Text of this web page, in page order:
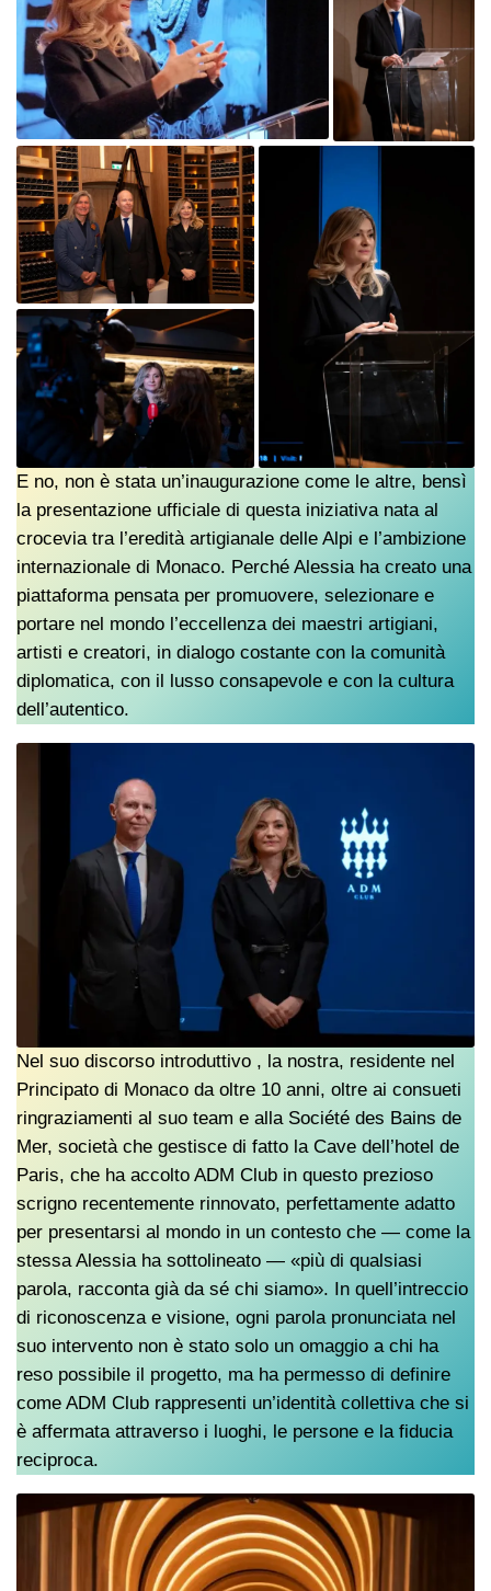
E no, non è stata un’inaugurazione come le altre, bensì
la presentazione ufficiale di questa iniziativa nata al
crocevia tra l’eredità artigianale delle Alpi e l’ambizione
internazionale di Monaco. Perché Alessia ha creato una
piattaforma pensata per promuovere, selezionare e
portare nel mondo l’eccellenza dei maestri artigiani,
artisti e creatori, in dialogo costante con la comunità
diplomatica, con il lusso consapevole e con la cultura
dell’autentico.
Nel suo discorso introduttivo , la nostra, residente nel
Principato di Monaco da oltre 10 anni, oltre ai consueti
ringraziamenti al suo team e alla Société des Bains de
Mer, società che gestisce di fatto la Cave dell’hotel de
Paris, che ha accolto ADM Club in questo prezioso
scrigno recentemente rinnovato, perfettamente adatto
per presentarsi al mondo in un contesto che — come la
stessa Alessia ha sottolineato — «più di qualsiasi
parola, racconta già da sé chi siamo». In quell’intreccio
di riconoscenza e visione, ogni parola pronunciata nel
suo intervento non è stato solo un omaggio a chi ha
reso possibile il progetto, ma ha permesso di definire
come ADM Club rappresenti un’identità collettiva che si
è affermata attraverso i luoghi, le persone e la fiducia
reciproca.